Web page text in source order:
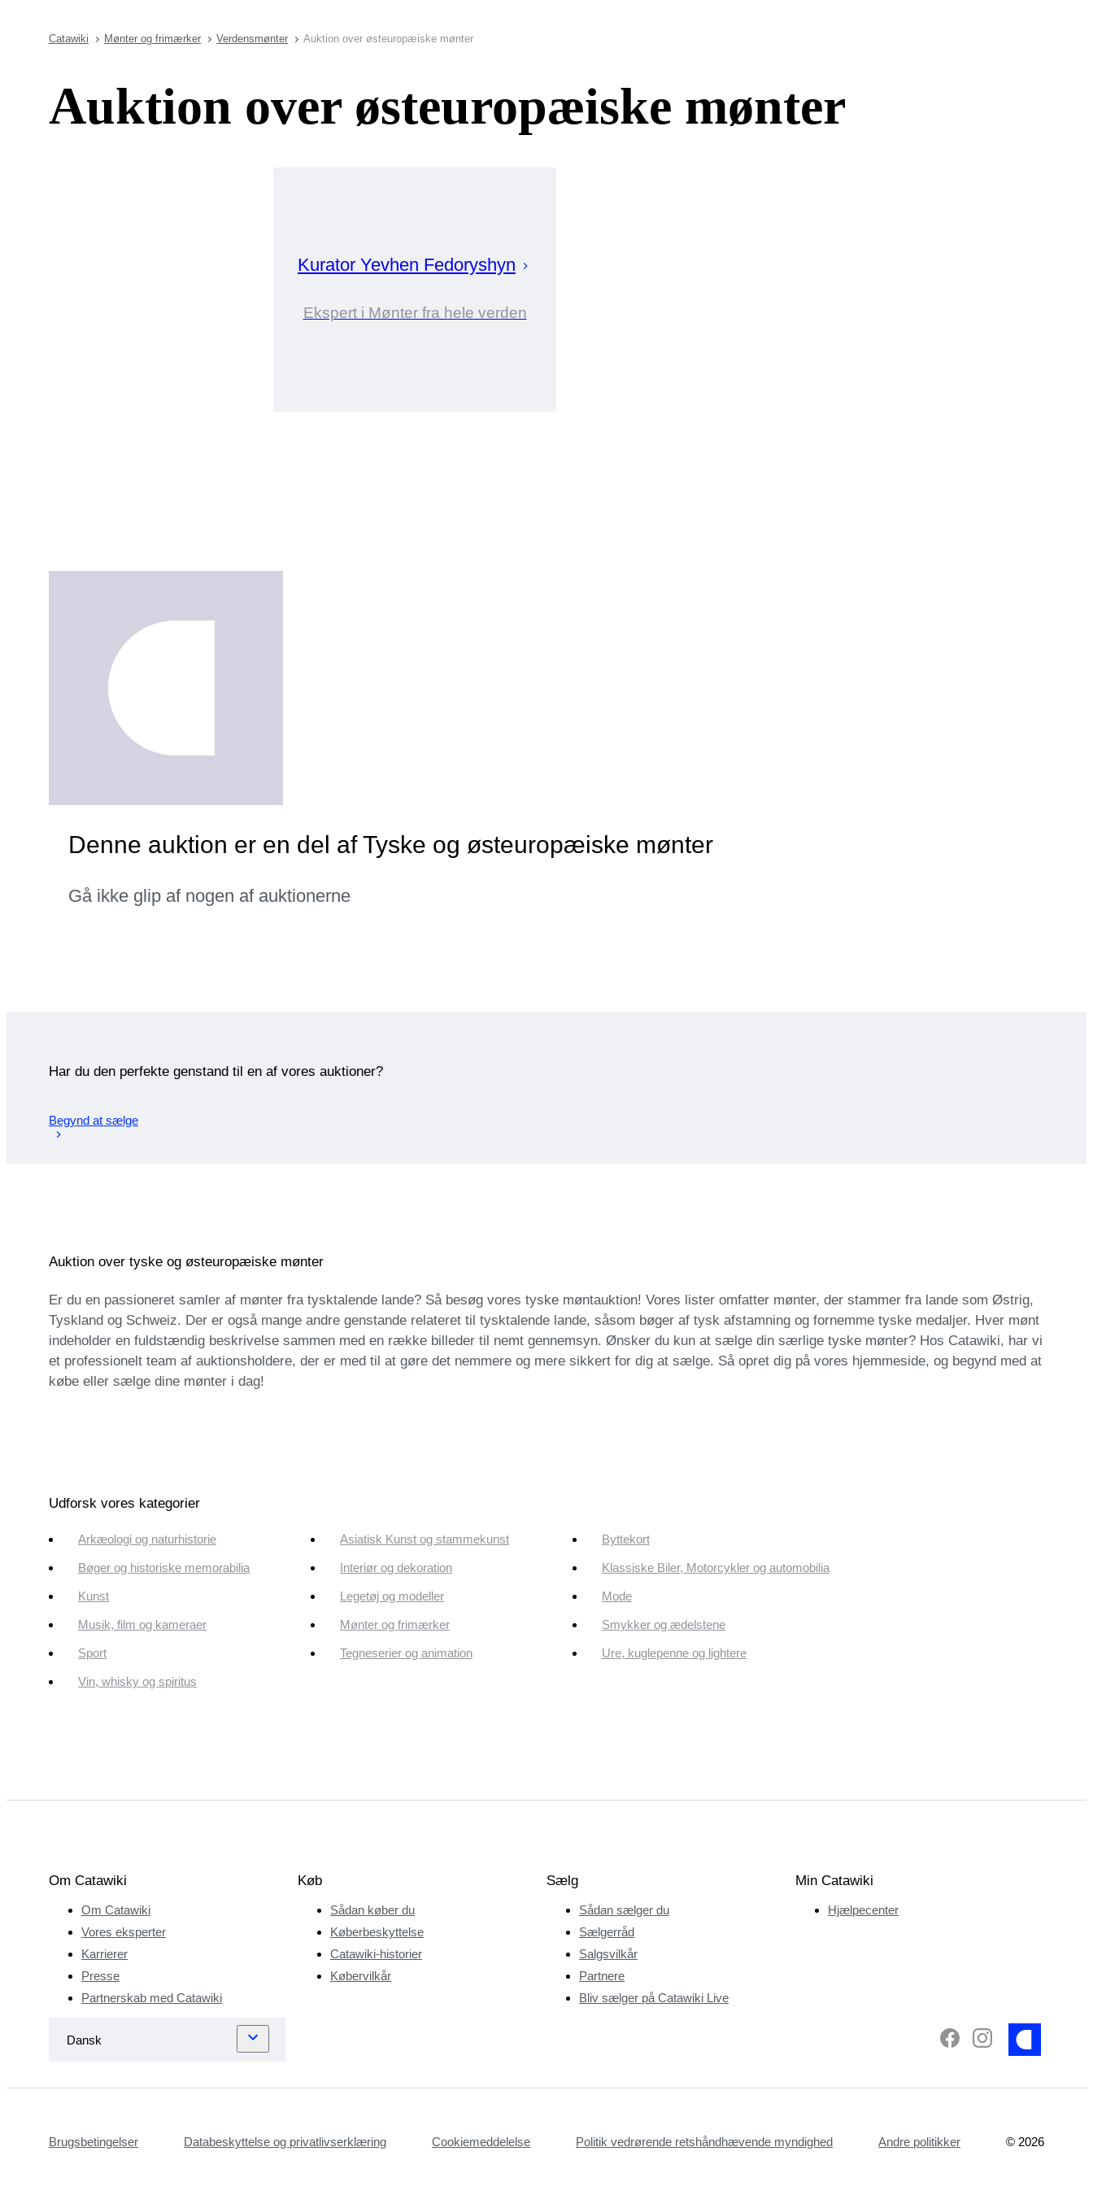
Catawiki Mønter og frimærker Verdensmønter Auktion over østeuropæiske mønter
Auktion over østeuropæiske mønter
Kurator Yevhen Fedoryshyn
Ekspert i Mønter fra hele verden
Denne auktion er en del af Tyske og østeuropæiske mønter
Gå ikke glip af nogen af auktionerne
Har du den perfekte genstand til en af vores auktioner?
Begynd at sælge
Auktion over tyske og østeuropæiske mønter
Er du en passioneret samler af mønter fra tysktalende lande? Så besøg vores tyske møntauktion! Vores lister omfatter mønter, der stammer fra lande som Østrig,
Tyskland og Schweiz. Der er også mange andre genstande relateret til tysktalende lande, såsom bøger af tysk afstamning og fornemme tyske medaljer. Hver mønt
indeholder en fuldstændig beskrivelse sammen med en række billeder til nemt gennemsyn. Ønsker du kun at sælge din særlige tyske mønter? Hos Catawiki, har vi
et professionelt team af auktionsholdere, der er med til at gøre det nemmere og mere sikkert for dig at sælge. Så opret dig på vores hjemmeside, og begynd med at
købe eller sælge dine mønter i dag!
Udforsk vores kategorier
Arkæologi og naturhistorie Asiatisk Kunst og stammekunst Byttekort
Bøger og historiske memorabilia Interiør og dekoration Klassiske Biler, Motorcykler og automobilia
Kunst Legetøj og modeller Mode
Musik, film og kameraer Mønter og frimærker Smykker og ædelstene
Sport Tegneserier og animation Ure, kuglepenne og lightere
Vin, whisky og spiritus
Om Catawiki
Om Catawiki
Vores eksperter
Karrierer
Presse
Partnerskab med Catawiki
Køb
Sådan køber du
Køberbeskyttelse
Catawiki-historier
Købervilkår
Sælg
Sådan sælger du
Sælgerråd
Salgsvilkår
Partnere
Bliv sælger på Catawiki Live
Min Catawiki
Hjælpecenter
Brugsbetingelser Databeskyttelse og privatlivserklæring Cookiemeddelelse Politik vedrørende retshåndhævende myndighed Andre politikker © 2026